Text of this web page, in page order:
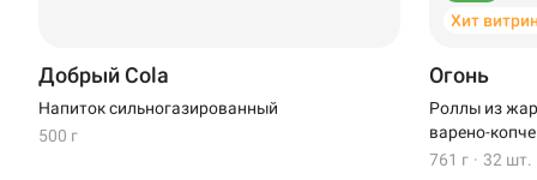
Добрый Cola
Напиток сильногазированный
500 г
Хит
Огонь
Роллы из
варено-
761 г · 32 шт.